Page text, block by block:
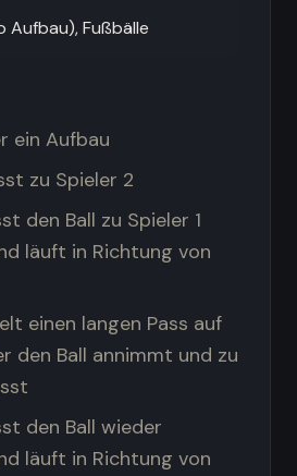
Aufbau), Fußbälle
ein Aufbau
zu Spieler 2
den Ball zu Spieler 1
läuft in Richtung von
einen langen Pass auf
den Ball annimmt und zu
den Ball wieder
läuft in Richtung von